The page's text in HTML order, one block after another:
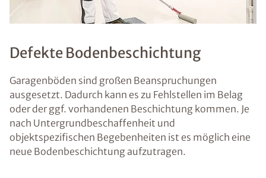
Defekte Bodenbeschichtung
Garagenböden sind großen Beanspruchungen
ausgesetzt. Dadurch kann es zu Fehlstellen im Belag
oder der ggf. vorhandenen Beschichtung kommen. Je
nach Untergrundbeschaffenheit und
objektspezifischen Begebenheiten ist es möglich eine
neue Bodenbeschichtung aufzutragen.